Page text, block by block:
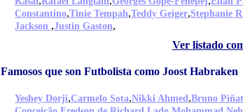
Constantino,Tinie Tempah,Teddy Geiger,Stephanie
Jackson ,Justin Gaston,
Ver listado
Famosos que son Futbolista como Joost Habraken
Yeshey Dorji,Carmelo Sota,Nikki Ahmed,Bruno